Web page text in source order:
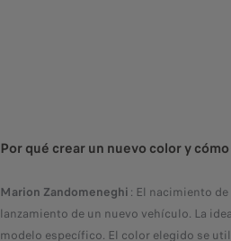
Por qué crear un nuevo color y
Marion Zandomeneghi : El nacimiento
lanzamiento de un nuevo vehículo. La
modelo específico. El color elegido se